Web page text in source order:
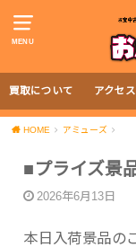
MENU
買取について アクセス
HOME アミューズ
■プライズ景
2026年6月13日
本日入荷景品の